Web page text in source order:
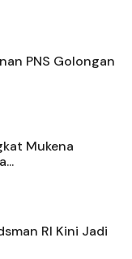
PNS Golongan
Mukena
RI Kini Jadi